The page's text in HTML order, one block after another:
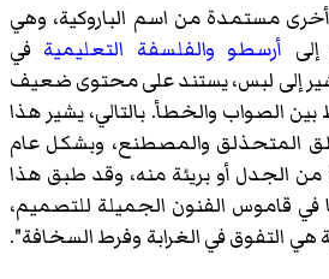
مستمدة من اسم الباروكية، وهي
أرسطو والفلسفة التعليمية في
إلى لبس، يستند على محتوى ضعيف
الصواب والخطأ. بالتالي، يشير هذا
المتحذلق والمصطنع، وبشكل عام
الجدل أو بريئة منه، وقد طبق هذا
في قاموس الفنون الجميلة للتصميم،
هي التفوق في الغرابة وفرط السخافة".